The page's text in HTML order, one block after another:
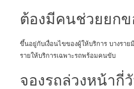
ต้องมีคนช่วยยกข
ขึ้นอยู่กับเงื่อนไขของผู้ให้บริการ บางรา
รายให้บริการเฉพาะรถพร้อมคนขับ
จองรถล่วงหน้ากี่